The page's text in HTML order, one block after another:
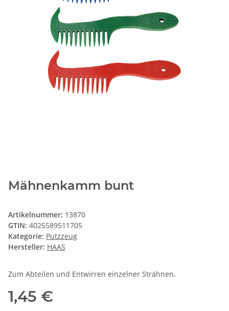
Mähnenkamm bunt
Artikelnummer: 13870
GTIN: 4025589511705
Kategorie: Putzzeug
Hersteller: HAAS
Zum Abteilen und Entwirren einzelner Strähnen.
1,45 €